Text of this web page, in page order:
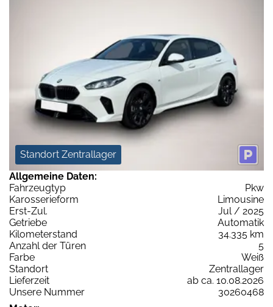
Standort Zentrallager
Allgemeine Daten:
Fahrzeugtyp
Pkw
Karosserieform
Limousine
Erst-Zul.
Jul / 2025
Getriebe
Automatik
Kilometerstand
34.335 km
Anzahl der Türen
5
Farbe
Weiß
Standort
Zentrallager
Lieferzeit
ab ca. 10.08.2026
Unsere Nummer
30260468